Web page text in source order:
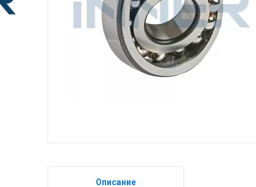
Описание